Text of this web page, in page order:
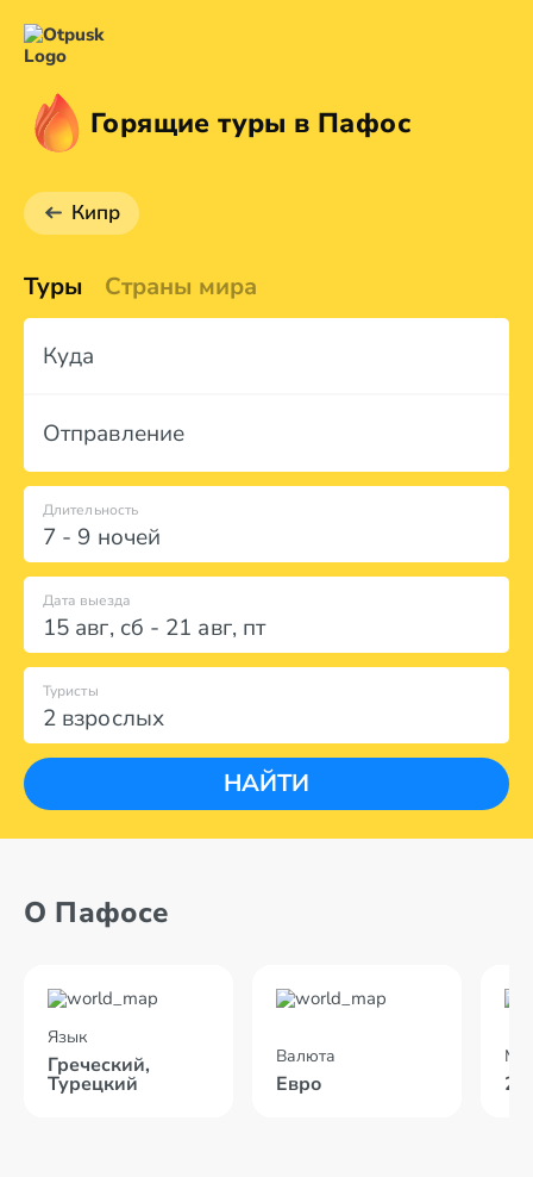
Горящие туры в Пафос
Кипр
Туры Страны мира
Куда
Отправление
7 - 9 ночей
Длительность
Дата выезда
15 авг, сб - 21 авг, пт
2 взрослых
Туристы
НАЙТИ
О Пафосе
Язык
Греческий,
Турецкий
Валюта
Евро